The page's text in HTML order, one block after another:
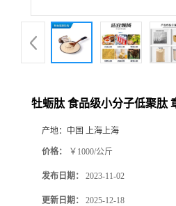
牡蛎肽 食品级小分子低聚肽
产地： 中国 上海上海
价格： ￥1000/公斤
发布日期： 2023-11-02
更新日期： 2025-12-18